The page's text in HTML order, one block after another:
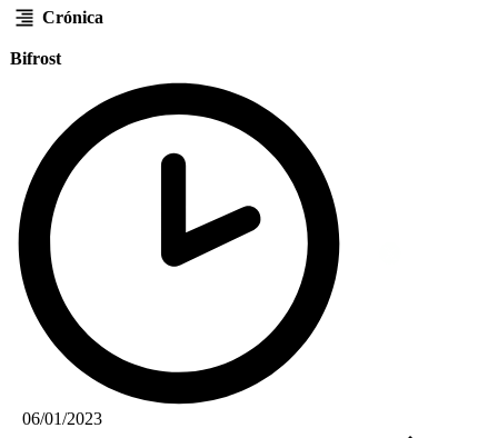
Crónica
Bifrost
06/01/2023